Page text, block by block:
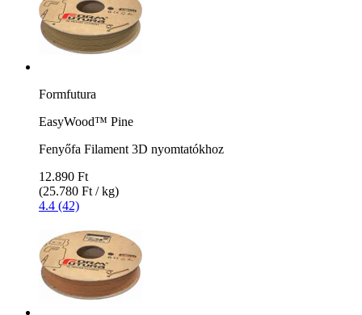
Formfutura
EasyWood™ Pine
Fenyőfa Filament 3D nyomtatókhoz
12.890 Ft
(25.780 Ft / kg)
4.4 (42)